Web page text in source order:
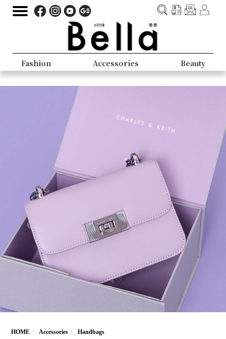
Fashion Accessories Beauty
HOME Accessories Handbags